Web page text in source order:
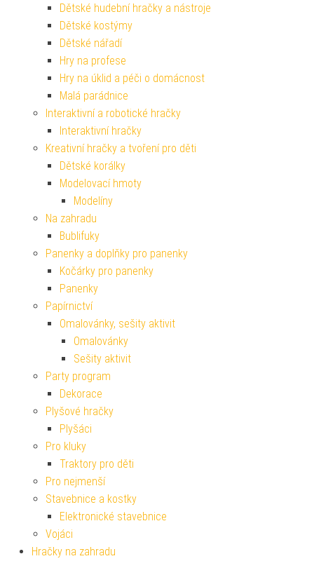
Dětské hudební hračky a nástroje
Dětské kostýmy
Dětské nářadí
Hry na profese
Hry na úklid a péči o domácnost
Malá parádnice
Interaktivní a robotické hračky
Interaktivní hračky
Kreativní hračky a tvoření pro děti
Dětské korálky
Modelovací hmoty
Modelíny
Na zahradu
Bublifuky
Panenky a doplňky pro panenky
Kočárky pro panenky
Panenky
Papírnictví
Omalovánky, sešity aktivit
Omalovánky
Sešity aktivit
Party program
Dekorace
Plyšové hračky
Plyšáci
Pro kluky
Traktory pro děti
Pro nejmenší
Stavebnice a kostky
Elektronické stavebnice
Vojáci
Hračky na zahradu